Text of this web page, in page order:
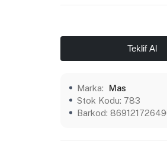
Teklif Al
Marka:
Mas
Stok Kodu: 783
Barkod: